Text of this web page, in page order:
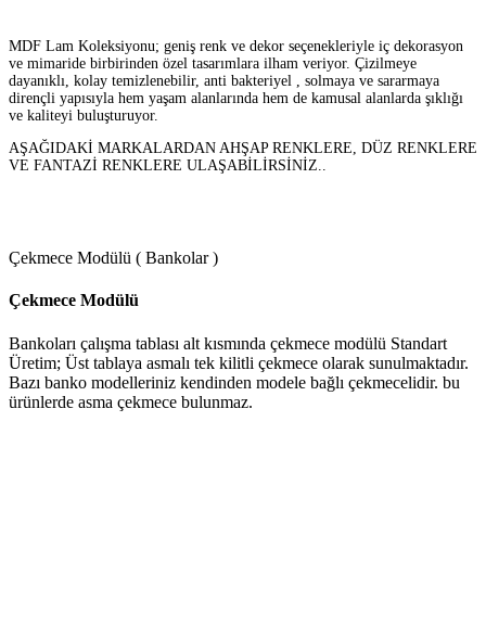
MDF Lam Koleksiyonu; geniş renk ve dekor seçenekleriyle iç dekorasyon
ve mimaride birbirinden özel tasarımlara ilham veriyor. Çizilmeye
dayanıklı, kolay temizlenebilir, anti bakteriyel , solmaya ve sararmaya
dirençli yapısıyla hem yaşam alanlarında hem de kamusal alanlarda şıklığı
ve kaliteyi buluşturuyor.
AŞAĞIDAKİ MARKALARDAN AHŞAP RENKLERE, DÜZ RENKLERE
VE FANTAZİ RENKLERE ULAŞABİLİRSİNİZ..
Çekmece Modülü ( Bankolar )
Çekmece Modülü
Bankoları çalışma tablası alt kısmında çekmece modülü Standart
Üretim; Üst tablaya asmalı tek kilitli çekmece olarak sunulmaktadır.
Bazı banko modelleriniz kendinden modele bağlı çekmecelidir. bu
ürünlerde asma çekmece bulunmaz.